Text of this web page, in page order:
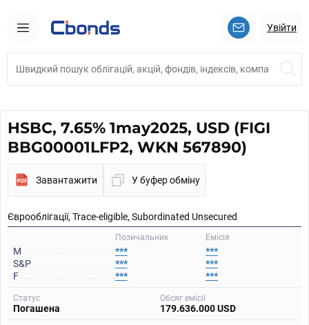
Увійти
HSBC, 7.65% 1may2025, USD (FIGI
BBG00001LFP2, WKN 567890)
Завантажити У буфер обміну
Єврооблігації, Trace-eligible, Subordinated Unsecured
Емісія
Позичальник
M ***
***
S&P
***
***
F
***
***
Статус
Погашена
Обсяг емісії
179.636.000 USD